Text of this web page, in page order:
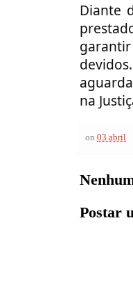
Diante
na
on 03 abril
Postar